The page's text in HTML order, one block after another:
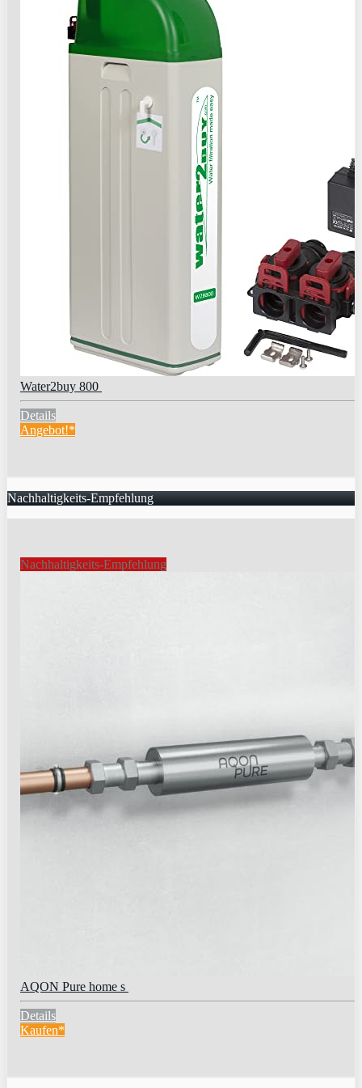
Water2buy 800
Details
Angebot!*
Nachhaltigkeits-Empfehlung
Nachhaltigkeits-Empfehlung
AQON Pure home s
Details
Kaufen*